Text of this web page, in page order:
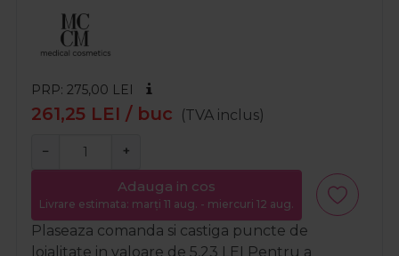
PRP: 275,00 LEI
261,25 LEI / buc (TVA inclus)
− +
Adauga in cos
Livrare estimata: marți 11 aug. - miercuri 12 aug.
Plaseaza comanda si castiga puncte de
loialitate in valoare de 5,23 LEI Pentru a